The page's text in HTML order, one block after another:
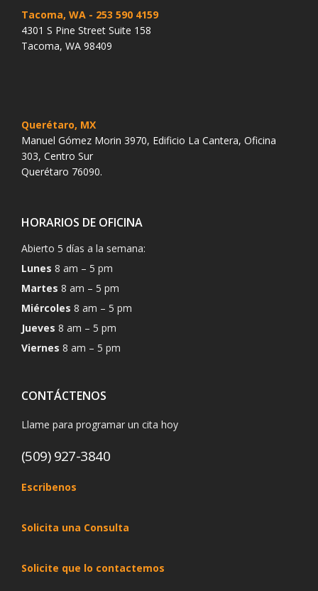
Tacoma, WA - 253 590 4159
4301 S Pine Street Suite 158
Tacoma, WA 98409
Querétaro, MX
Manuel Gómez Morin 3970, Edificio La Cantera, Oficina
303, Centro Sur
Querétaro 76090.
HORARIOS DE OFICINA
Abierto 5 días a la semana:
Lunes 8 am – 5 pm
Martes 8 am – 5 pm
Miércoles 8 am – 5 pm
Jueves 8 am – 5 pm
Viernes 8 am – 5 pm
CONTÁCTENOS
Llame para programar un cita hoy
(509) 927-3840
Escribenos
Solicita una Consulta
Solicite que lo contactemos